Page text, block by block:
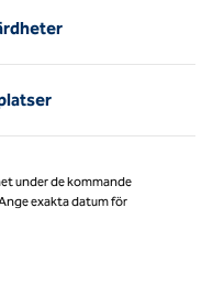
under de kommande
exakta datum för